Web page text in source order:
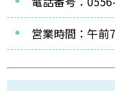
営業時間：午前